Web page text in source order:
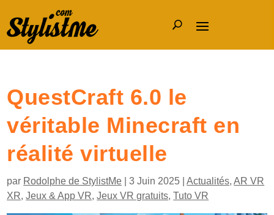
QuestCraft 6.0 le
véritable Minecraft en
réalité virtuelle
par Rodolphe de StylistMe |3 Juin 2025 |Actualités,AR VR
XR,Jeux & App VR,Jeux VR gratuits,Tuto VR